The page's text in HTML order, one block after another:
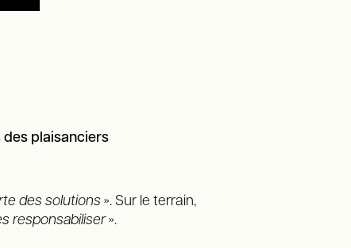
des plaisanciers
des solutions ». Sur le terrain,
responsabiliser».